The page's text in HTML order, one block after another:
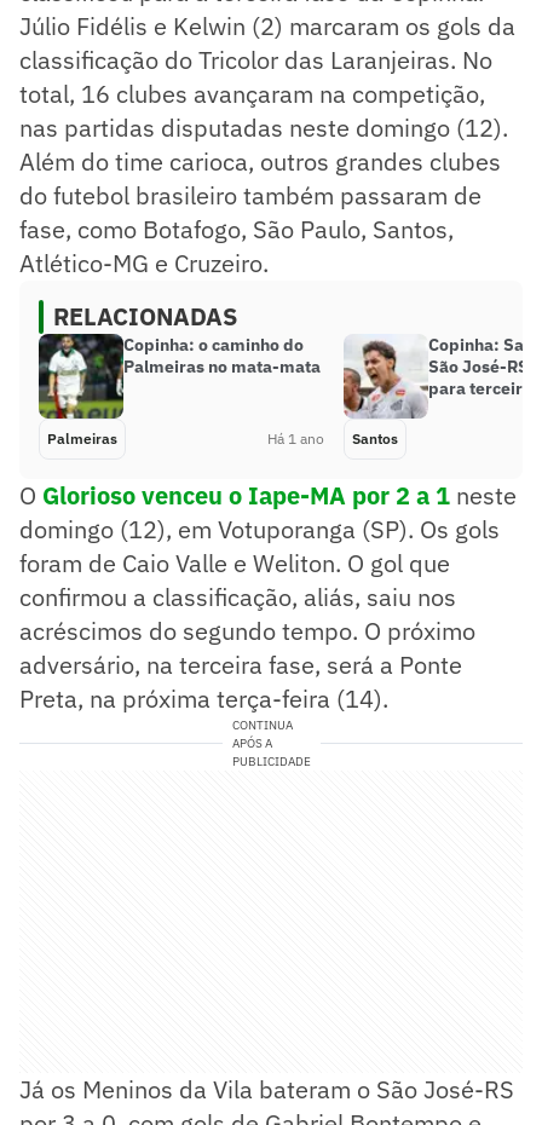
Júlio Fidélis e Kelwin (2) marcaram os gols da
classificação do Tricolor das Laranjeiras. No
total, 16 clubes avançaram na competição,
nas partidas disputadas neste domingo (12).
Além do time carioca, outros grandes clubes
do futebol brasileiro também passaram de
fase, como Botafogo, São Paulo, Santos,
Atlético-MG e Cruzeiro.
RELACIONADAS
Copinha: o caminho do
Palmeiras no mata-mata
Palmeiras Há 1 ano
Copinha:
São José-RS
para terceira
Santos
O Glorioso venceu o Iape-MA por 2 a 1 neste
domingo (12), em Votuporanga (SP). Os gols
foram de Caio Valle e Weliton. O gol que
confirmou a classificação, aliás, saiu nos
acréscimos do segundo tempo. O próximo
adversário, na terceira fase, será a Ponte
Preta, na próxima terça-feira (14).
CONTINUA
APÓS A
PUBLICIDADE
Já os Meninos da Vila bateram o São José-RS